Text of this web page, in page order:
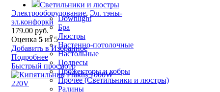
Светильники и люстры
Downlight
Бра
Люстры
Настенно-потолочные
Настольные
Подвесы
Прожекторы и кобры
Прочее (Светильники и люстры)
Ралины
Электрооборудование, Эл. тэны-
эл.конфорки
179.00 руб.
Оценка 5 из 5
Добавить в Избранное
Подробнее
Быстрый просмотр